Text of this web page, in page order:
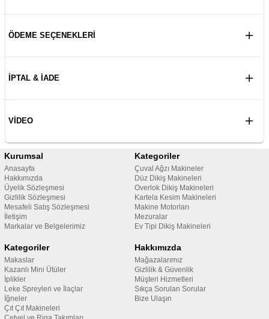
ÖDEME SEÇENEKLERI
İPTAL & İADE
VIDEO
Kurumsal
Anasayfa
Hakkımızda
Üyelik Sözleşmesi
Gizlilik Sözleşmesi
Mesafeli Satış Sözleşmesi
İletişim
Markalar ve Belgelerimiz
Kategoriler
Çuval Ağzı Makineler
Düz Dikiş Makineleri
Overlok Dikiş Makineleri
Kartela Kesim Makineleri
Makine Motorları
Mezuralar
Ev Tipi Dikiş Makineleri
Kategoriler
Makaslar
Kazanlı Mini Ütüler
İplikler
Leke Spreyleri ve İlaçlar
İğneler
Çıt Çıt Makineleri
Hakkımızda
Mağazalarımız
Gizlilik & Güvenlik
Müşteri Hizmetleri
Sıkça Sorulan Sorular
Bize Ulaşın